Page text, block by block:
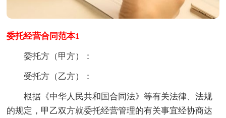
委托经营合同范本1
委托方（甲方）：
受托方（乙方）：
根据《中华人民共和国合同法》等有关法律、法规
的规定，甲乙双方就委托经营管理的有关事宜经协商达